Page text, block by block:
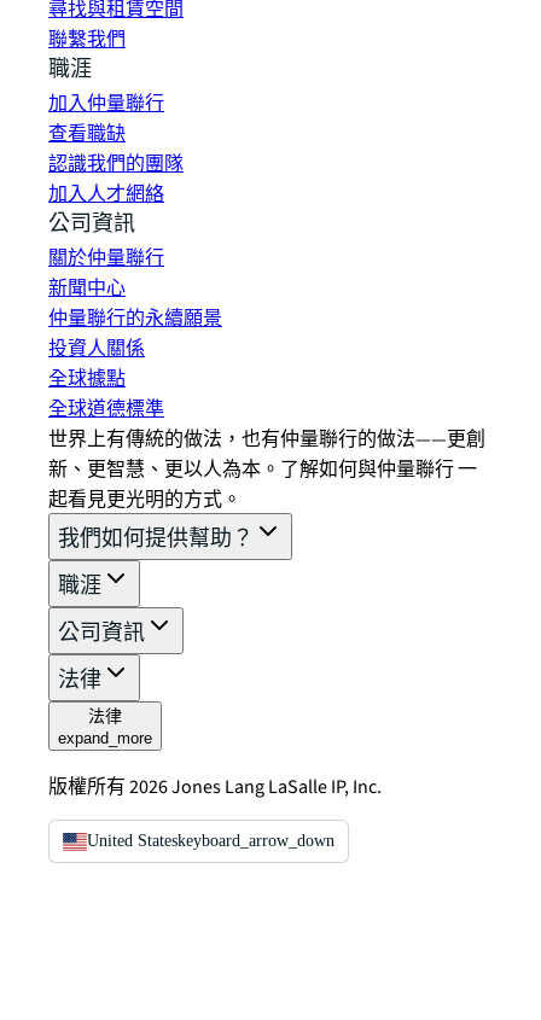
尋找與租賃空間
聯繫我們
職涯
加入仲量聯行
查看職缺
認識我們的團隊
加入人才網絡
公司資訊
關於仲量聯行
新聞中心
仲量聯行的永續願景
投資人關係
全球據點
全球道德標準
世界上有傳統的做法，也有仲量聯行的做法——更創
新、更智慧、更以人為本。了解如何與仲量聯行 一
起看見更光明的方式。
我們如何提供幫助？
職涯
公司資訊
法律
法律
expand_more
版權所有 2026 Jones Lang LaSalle IP, Inc.
United Stateskeyboard_arrow_down